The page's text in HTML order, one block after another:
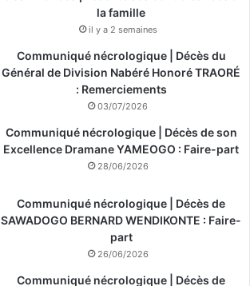
la famille
il y a 2 semaines
Communiqué nécrologique | Décès du
Général de Division Nabéré Honoré TRAORÉ
: Remerciements
03/07/2026
Communiqué nécrologique | Décès de son
Excellence Dramane YAMEOGO : Faire-part
28/06/2026
Communiqué nécrologique | Décès de
SAWADOGO BERNARD WENDIKONTE : Faire-
part
26/06/2026
Communiqué nécrologique | Décès de